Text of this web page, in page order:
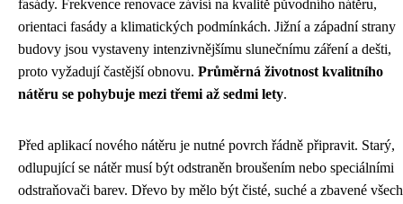
fasády. Frekvence renovace závisí na kvalitě původního nátěru,
orientaci fasády a klimatických podmínkách. Jižní a západní strany
budovy jsou vystaveny intenzivnějšímu slunečnímu záření a dešti,
proto vyžadují častější obnovu. Průměrná životnost kvalitního
nátěru se pohybuje mezi třemi až sedmi lety.
Před aplikací nového nátěru je nutné povrch řádně připravit. Starý,
odlupující se nátěr musí být odstraněn broušením nebo speciálními
odstraňovači barev. Dřevo by mělo být čisté, suché a zbavené všech